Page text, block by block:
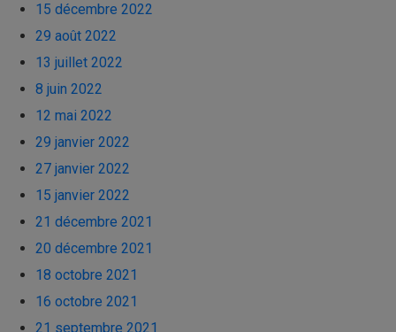
15 décembre 2022
29 août 2022
13 juillet 2022
8 juin 2022
12 mai 2022
29 janvier 2022
27 janvier 2022
15 janvier 2022
21 décembre 2021
20 décembre 2021
18 octobre 2021
16 octobre 2021
21 septembre 2021